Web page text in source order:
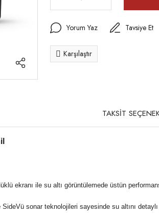
Yorum Yaz Tavsiye Et
Karşılaştır
TAKSİT
ekranı ile su altı görüntülemede üstün
sonar teknolojileri sayesinde su altını